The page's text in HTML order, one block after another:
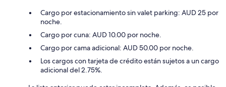
Cargo por estacionamiento sin valet parking: AUD 25 por
noche.
Cargo por cuna: AUD 10.00 por noche.
Cargo por cama adicional: AUD 50.00 por noche.
Los cargos con tarjeta de crédito están sujetos a un cargo
adicional del 2.75%.